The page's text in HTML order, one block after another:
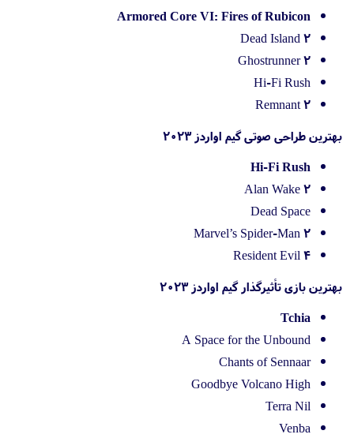
Armored Core VI: Fires of Rubicon
Dead Island 2
Ghostrunner 2
Hi-Fi Rush
Remnant 2
بهترین طراحی صوتی گیم اواردز 2023
Hi-Fi Rush
Alan Wake 2
Dead Space
Marvel’s Spider-Man 2
Resident Evil 4
بهترین بازی تأثیرگذار گیم اواردز 2023
Tchia
A Space for the Unbound
Chants of Sennaar
Goodbye Volcano High
Terra Nil
Venba